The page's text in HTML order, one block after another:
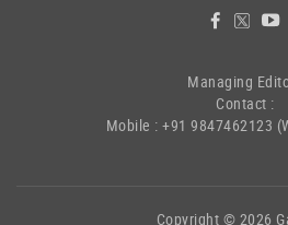
Managing
Contact :
Mobile : +91 9847462123
Copyright © 2026